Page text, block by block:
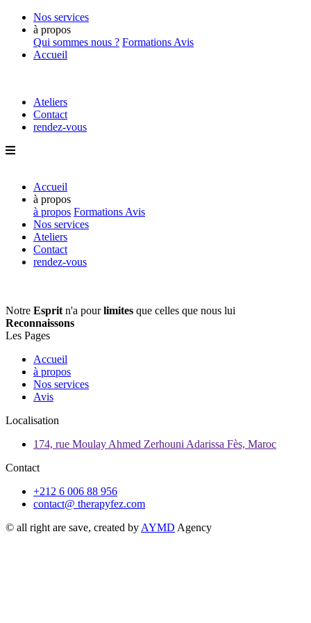
Nos services
à propos
Qui sommes nous ? Formations Avis
Accueil
Ateliers
Contact
rendez-vous
Accueil
à propos
à propos Formations Avis
Nos services
Ateliers
Contact
rendez-vous
Notre Esprit n'a pourlimites que celles que nous lui
Reconnaissons
Les Pages
Accueil
à propos
Nos services
Avis
Localisation
174, rue Moulay Ahmed Zerhouni Adarissa Fès, Maroc
Contact
+212 6 006 88 956
contact@ therapyfez.com
© all right are save, created by AYMD Agency